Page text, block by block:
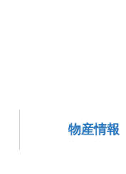
物産情報